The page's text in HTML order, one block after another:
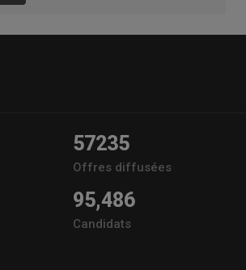
57235
Offres diffusées
95,486
Candidats